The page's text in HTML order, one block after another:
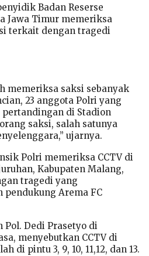
Badan Reserse
Jawa Timur memeriksa
terkait dengan tragedi
memeriksa saksi sebanyak
23 anggota Polri yang
di Stadion
saksi, salah satunya
ujarnya.
Polri memeriksa CCTV di
Kabupaten Malang,
tragedi yang
Arema FC
Dedi Prasetyo di
menyebutkan CCTV di
di pintu 3, 9, 10, 11,12, dan 13.